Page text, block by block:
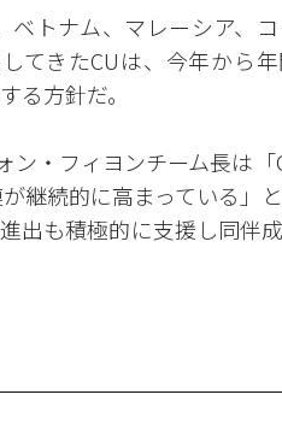
トナム、マレーシア、
てきたCUは、今年から
る方針だ。
ン・フィヨンチーム長は
継続的に高まっている」
出も積極的に支援し同伴